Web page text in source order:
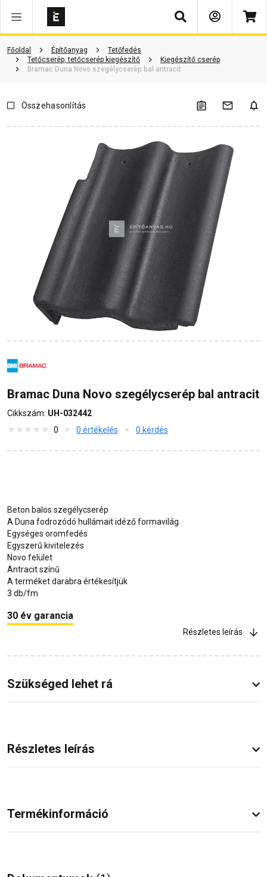
Keresés
Főoldal Építőanyag
Tetőfedés
Tetőcserép, tetőcserép kiegészítő
Kiegészítő cserép
Bramac Duna Novo szegélycserép bal antracit
Dokumentumok Kérdések és válaszok
Összehasonlítás
Bramac Duna Novo szegélycserép bal antracit
Cikkszám: UH-032442
0
0 értékelés 0 kérdés
Beton balos szegélycserép
A Duna fodrozódó hullámait idéző formavilág
Egységes oromfedés
Egyszerű kivitelezés
Novo felület
Antracit színű
A terméket darabra értékesítjük
3 db/fm
30 év garancia
Részletes leírás
Szükséged lehet rá
Részletes leírás
Termékinformáció